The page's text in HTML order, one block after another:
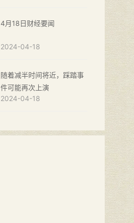
4月18日财经要闻
2024-04-18
随着减半时间将近，踩踏事
件可能再次上演
2024-04-18